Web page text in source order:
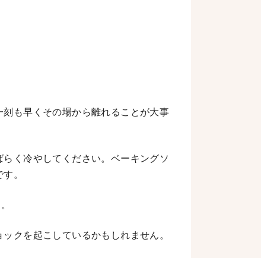
も早くその場から離れることが大事
く冷やしてください。ベーキングソ
。
クを起こしているかもしれません。